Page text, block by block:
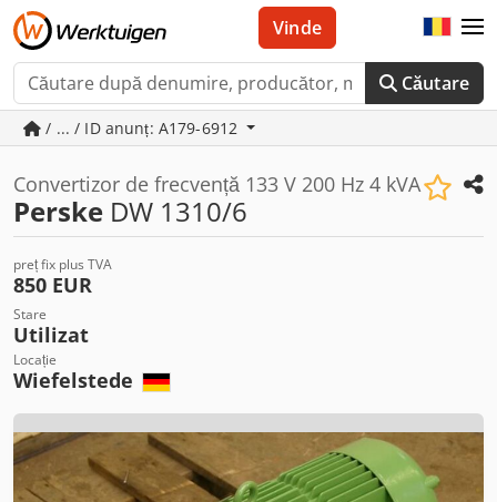
Căutare
Vinde
/ ... / ID anunț: A179-6912
Convertizor de frecvență 133 V 200 Hz 4 kVA
Perske DW 1310/6
preț fix plus TVA
850 EUR
Stare
Utilizat
Locație
Wiefelstede